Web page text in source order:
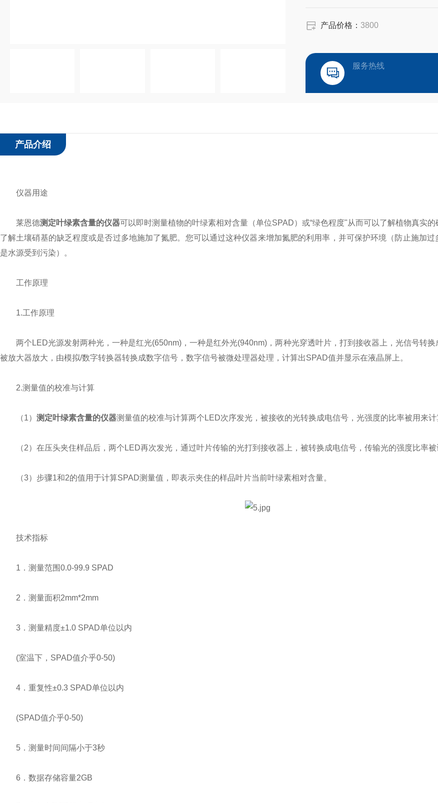
产品价格： 3800
服务热线
产品介绍
仪器用途
莱恩德测定叶绿素含量的仪器可以即时测量植物的叶绿素相对含量（单位SPAD）或“绿色程度"从而可以了解植物真实
了解土壤硝基的缺乏程度或是否过多地施加了氮肥。您可以通过这种仪器来增加氮肥的利用率，并可保护环境（防止施加过
是水源受到污染）。
工作原理
1.工作原理
两个LED光源发射两种光，一种是红光(650nm)，一种是红外光(940nm)，两种光穿透叶片，打到接收器上，光信号转换
被放大器放大，由模拟/数字转换器转换成数字信号，数字信号被微处理器处理，计算出SPAD值并显示在液晶屏上。
2.测量值的校准与计算
（1） 测定叶绿素含量的仪器测量值的校准与计算两个LED次序发光，被接收的光转换成电信号，光强度的比率被用来计
（2）在压头夹住样品后，两个LED再次发光，通过叶片传输的光打到接收器上，被转换成电信号，传输光的强度比率被
（3）步骤1和2的值用于计算SPAD测量值，即表示夹住的样品叶片当前叶绿素相对含量。
技术指标
1．测量范围0.0-99.9 SPAD
2．测量面积2mm*2mm
3．测量精度±1.0 SPAD单位以内
(室温下，SPAD值介乎0-50)
4．重复性±0.3 SPAD单位以内
(SPAD值介乎0-50)
5．测量时间间隔小于3秒
6．数据存储容量2GB